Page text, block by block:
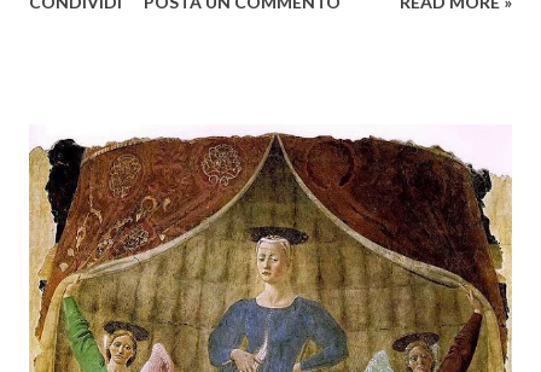
presso l’Hotel Regina di Vienna dalla società Wein & Kultur,
territorio maremmano: Consorzio Tutela Vini della
Maremma Toscana, del Montecucco e del Morellino di
Scansano. Scopo dell’iniziativa è stato quello di promuovere
le eccellenze vitivinicole della regione in Austria, un
mercato dove il potenziale di crescita è ancora molto alto,
assistendo i produttori nella creazione di contatti
commerciali con gli operatori locali. Gli organizzatori